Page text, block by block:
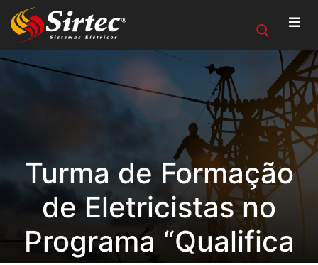
Turma de Formação
de Eletricistas no
Programa “Qualifica